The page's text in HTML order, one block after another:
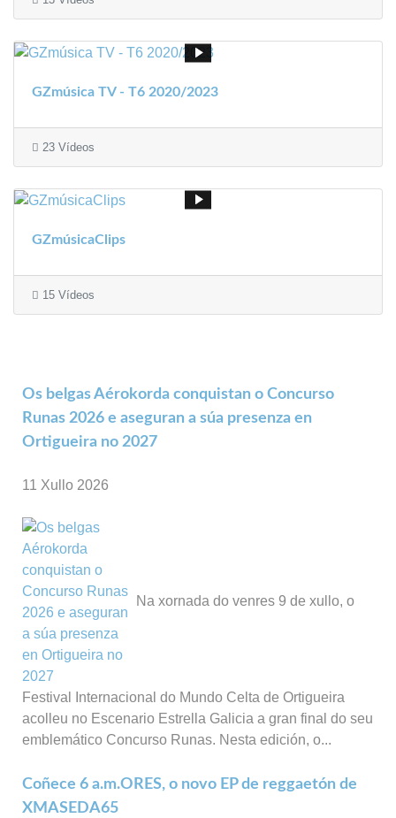
GZmúsica TV - T6 2020/2023
23 Vídeos
GZmúsicaClips
15 Vídeos
Os belgas Aérokorda conquistan o Concurso
Runas 2026 e aseguran a súa presenza en
Ortigueira no 2027
11 Xullo 2026
Na xornada do venres 9 de xullo, o
Festival Internacional do Mundo Celta de Ortigueira
acolleu no Escenario Estrella Galicia a gran final do seu
emblemático Concurso Runas. Nesta edición, o...
Coñece 6 a.m.ORES, o novo EP de reggaetón de
XMASEDA65